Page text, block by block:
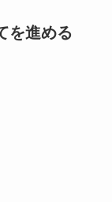
を進める